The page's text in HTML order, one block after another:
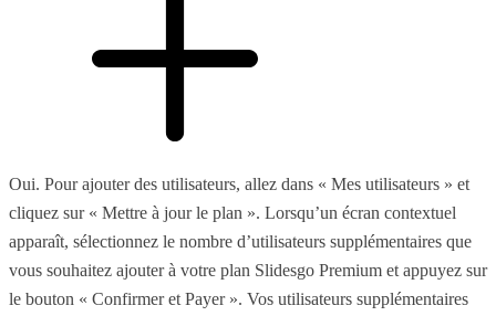
Oui. Pour ajouter des utilisateurs, allez dans « Mes utilisateurs » et
cliquez sur « Mettre à jour le plan ». Lorsqu’un écran contextuel
apparaît, sélectionnez le nombre d’utilisateurs supplémentaires que
vous souhaitez ajouter à votre plan Slidesgo Premium et appuyez sur
le bouton « Confirmer et Payer ». Vos utilisateurs supplémentaires